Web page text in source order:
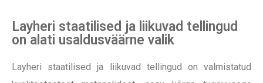
Layheri staatilised ja liikuvad tellingud
on alati usaldusväärne valik
Layheri staatilised ja liikuvad tellingud on valmistatud